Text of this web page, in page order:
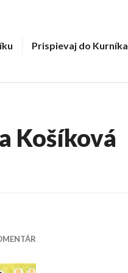
Prispievaj do Kurníka
Košíková